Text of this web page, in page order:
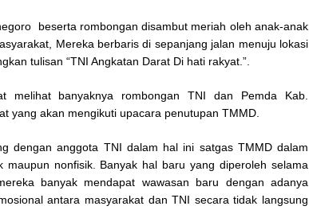
beserta rombongan disambut meriah oleh anak-anak
Mereka berbaris di sepanjang jalan menuju lokasi
tulisan “TNI Angkatan Darat Di hati rakyat.”.
melihat banyaknya rombongan TNI dan Pemda Kab.
yang akan mengikuti upacara penutupan TMMD.
dengan anggota TNI dalam hal ini satgas TMMD dalam
maupun nonfisik. Banyak hal baru yang diperoleh selama
banyak mendapat wawasan baru dengan adanya
antara masyarakat dan TNI secara tidak langsung